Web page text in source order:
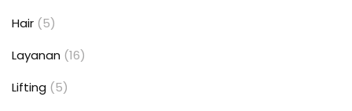
Hair (5)
Layanan (16)
Lifting (5)